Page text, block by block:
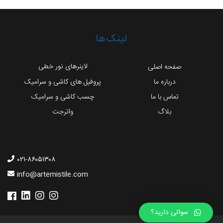
لینک‌ها
صفحه اصلی
لاینرهای نور خطی
درباره ما
پروفیل های کاشی و سرامیک
تماس با ما
چسب کاشی و سرامیک
بلاگ
واترجت
۰۲۱-۸۶۰۵۱۳۰۸
info@artemistile.com
سوالی دارید؟